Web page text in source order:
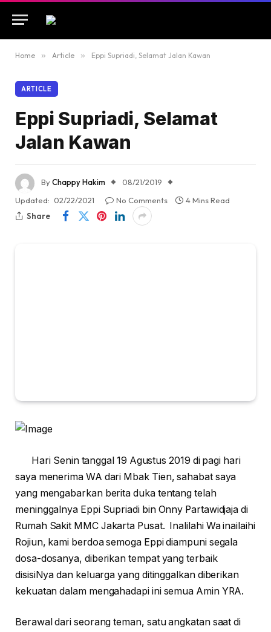
Home » Article » Eppi Supriadi, Selamat Jalan Kawan
ARTICLE
Eppi Supriadi, Selamat
Jalan Kawan
ByChappy Hakim
08/21/2019
Updated: 02/22/2021 No Comments
4 Mins Read
Share
Hari Senin tanggal 19 Agustus 2019 di pagi hari
saya menerima WA dari Mbak Tien, sahabat saya
yang mengabarkan berita duka tentang telah
meninggalnya Eppi Supriadi bin Onny Partawidjaja di
Rumah Sakit MMC Jakarta Pusat. Inalilahi Wa inailaihi
Rojiun, kami berdoa semoga Eppi diampuni segala
dosa-dosanya, diberikan tempat yang terbaik
disisiNya dan keluarga yang ditinggalkan diberikan
kekuatan dalam mengahadapi ini semua Amin YRA.
Berawal dari seorang teman, satu angkatan saat di